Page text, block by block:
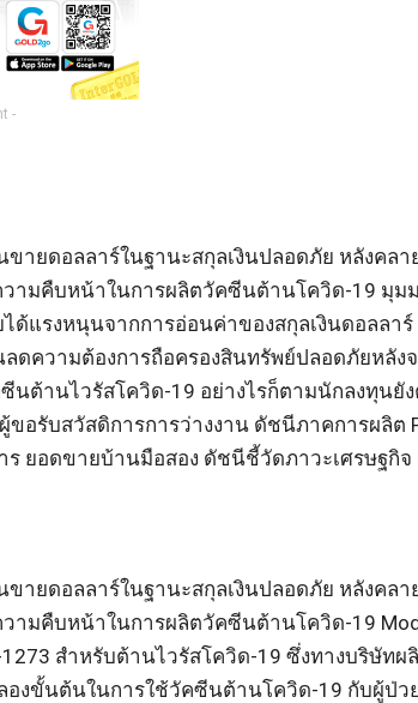
-
ยดอลลาร์ในฐานะสกุลเงินปลอดภัย หลังคลา
ามคืบหน้าในการผลิตวัคซีนต้านโควิด-19 มุม
แรงหนุนจากการอ่อนค่าของสกุลเงินดอลลาร์
ดความต้องการถือครองสินทรัพย์ปลอดภัยหลัง
านไวรัสโควิด-19 อย่างไรก็ตามนักลงทุนยัง
อรับสวัสดิการการว่างงาน ดัชนีภาคการผลิต
ยอดขายบ้านมือสอง ดัชนีชี้วัดภาวะเศรษฐกิจ
ยดอลลาร์ในฐานะสกุลเงินปลอดภัย หลังคลา
ามคืบหน้าในการผลิตวัคซีนต้านโควิด-19
สำหรับต้านไวรัสโควิด-19 ซึ่งทางบริษัท
องขั้นต้นในการใช้วัคซีนต้านโควิด-19 กับผู้ป่ว